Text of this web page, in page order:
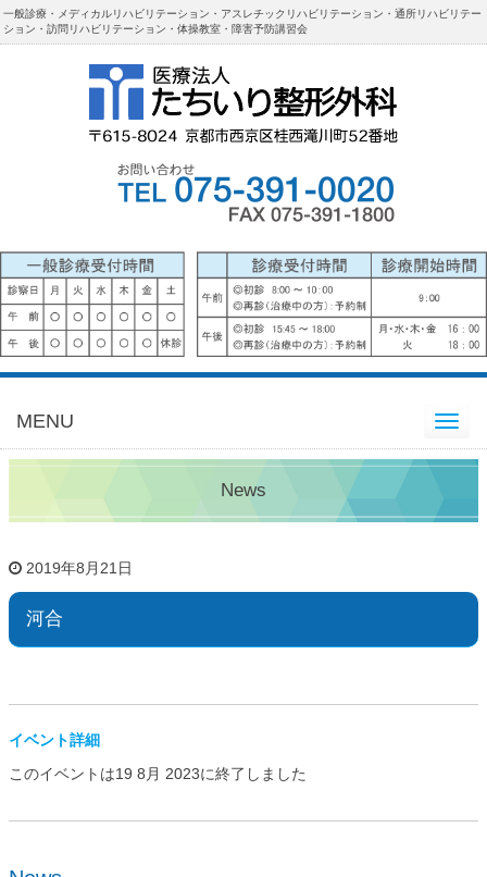
一般診療・メディカルリハビリテーション・アスレチックリハビリテーション・通所リハビリテー
ション・訪問リハビリテーション・体操教室・障害予防講習会
MENU Toggle
navigation
News
2019年8月21日
河合
イベント詳細
このイベントは19 8月 2023に終了しました